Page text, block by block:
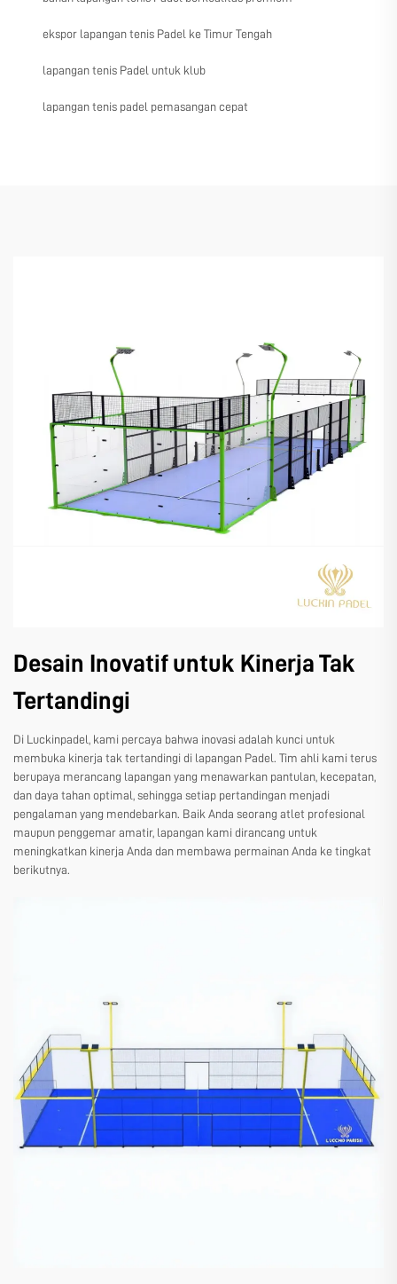
ekspor lapangan tenis Padel ke Timur Tengah
lapangan tenis Padel untuk klub
lapangan tenis padel pemasangan cepat
Desain Inovatif untuk Kinerja Tak
Tertandingi
Di Luckinpadel, kami percaya bahwa inovasi adalah kunci untuk
membuka kinerja tak tertandingi di lapangan Padel. Tim ahli kami terus
berupaya merancang lapangan yang menawarkan pantulan, kecepatan,
dan daya tahan optimal, sehingga setiap pertandingan menjadi
pengalaman yang mendebarkan. Baik Anda seorang atlet profesional
maupun penggemar amatir, lapangan kami dirancang untuk
meningkatkan kinerja Anda dan membawa permainan Anda ke tingkat
berikutnya.